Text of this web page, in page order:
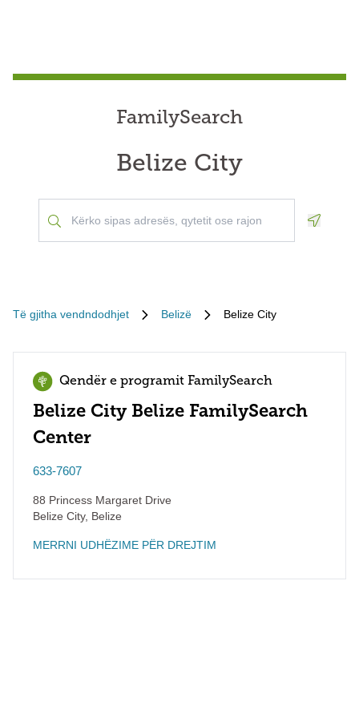
FamilySearch
Belize City
Të gjitha vendndodhjet Belizë Belize City
Qendër e programit FamilySearch
Belize City Belize FamilySearch
Center
633-7607
88 Princess Margaret Drive
Belize City, Belize
MERRNI UDHËZIME PËR DREJTIM